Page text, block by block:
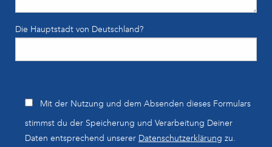
Die Hauptstadt von Deutschland?
Mit der Nutzung und dem Absenden dieses Formulars
stimmst du der Speicherung und Verarbeitung Deiner
Daten entsprechend unserer Datenschutzerklärung zu.